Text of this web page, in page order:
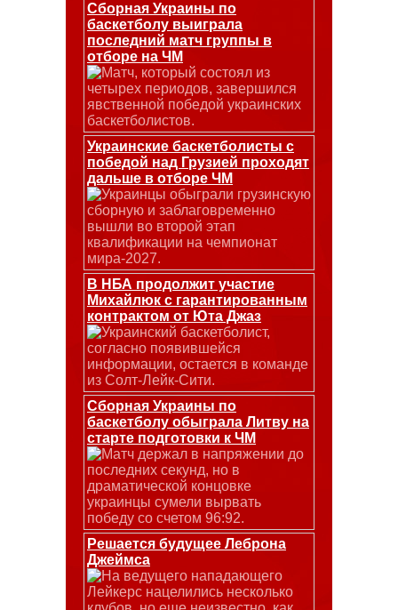
Сборная Украины по
баскетболу выиграла
последний матч группы в
отборе на ЧМ
Матч, который состоял из
четырех периодов, завершился
явственной победой украинских
баскетболистов.
Украинские баскетболисты с
победой над Грузией проходят
дальше в отборе ЧМ
Украинцы обыграли грузинскую
сборную и заблаговременно
вышли во второй этап
квалификации на чемпионат
мира-2027.
В НБА продолжит участие
Михайлюк с гарантированным
контрактом от Юта Джаз
Украинский баскетболист,
согласно появившейся
информации, остается в команде
из Солт-Лейк-Сити.
Сборная Украины по
баскетболу обыграла Литву на
старте подготовки к ЧМ
Матч держал в напряжении до
последних секунд, но в
драматической концовке
украинцы сумели вырвать
победу со счетом 96:92.
Решается будущее Леброна
Джеймса
На ведущего нападающего
Лейкерс нацелились несколько